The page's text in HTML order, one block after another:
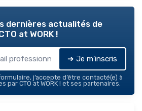
dernières actualités de
at WORK !
➔ Je m'inscris
j’accepte d’être contacté(e) à
par CTO at WORK ! et ses partenaires.